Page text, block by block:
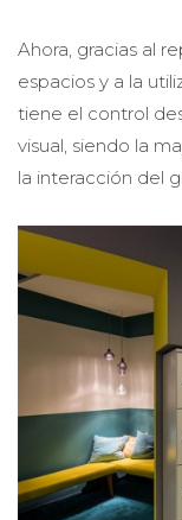
Ahora, gracias al
espacios y a la
tiene el control
visual, siendo la
la interacción del